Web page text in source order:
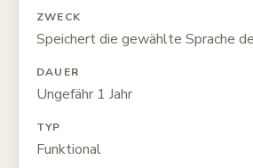
ZWECK
Speichert die gewählte Sprache
DAUER
Ungefähr 1 Jahr
TYP
Funktional